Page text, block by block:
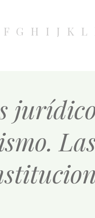
F G H I J K L